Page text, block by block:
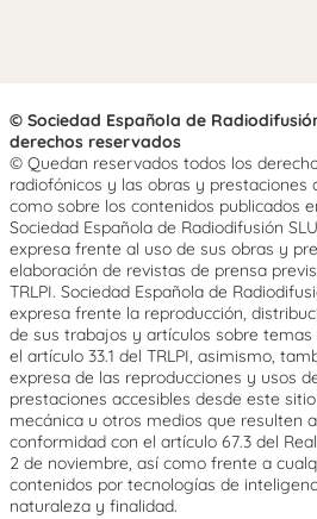
© Sociedad Española de
derechos reservados
© Quedan reservados todos los
radiofónicos y las obras y prestaciones
como sobre los contenidos publicados
Sociedad Española de Radiodifusión
expresa frente al uso de sus obras y
elaboración de revistas de prensa
TRLPI. Sociedad Española de
expresa frente la reproducción,
de sus trabajos y artículos sobre
el artículo 33.1 del TRLPI, asimismo,
expresa de las reproducciones y usos
prestaciones accesibles desde este
mecánica u otros medios que resulten
conformidad con el artículo 67.3 del
2 de noviembre, así como frente a
contenidos por tecnologías de
naturaleza y finalidad.